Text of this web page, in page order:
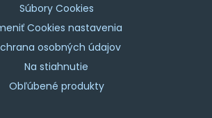
Súbory Cookies
Cookies nastavenia
osobných údajov
Na stiahnutie
Obľúbené produkty